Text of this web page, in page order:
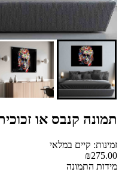
תמונה קנבס או זכוכית
זמינות: קיים במלאי
₪275.00
מידות התמונה